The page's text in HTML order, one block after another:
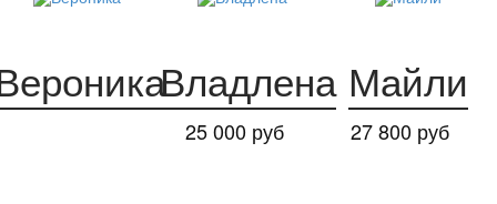
25 000 руб
Владлена
27 800 руб
Майли